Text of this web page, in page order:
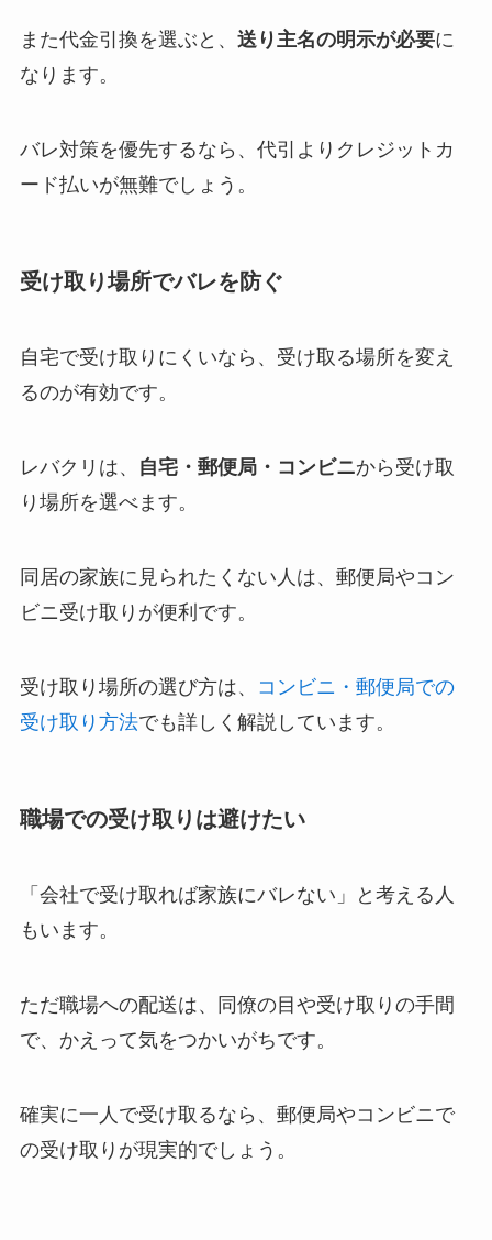
また代金引換を選ぶと、 送り主名の明示が必要に
なります。
バレ対策を優先するなら、代引よりクレジットカ
ード払いが無難でしょう。
受け取り場所でバレを防ぐ
自宅で受け取りにくいなら、受け取る場所を変え
るのが有効です。
レバクリは、 自宅・郵便局・コンビニから受け取
り場所を選べます。
同居の家族に見られたくない人は、郵便局やコン
ビニ受け取りが便利です。
受け取り場所の選び方は、
コンビニ・郵便局での
受け取り方法でも詳しく解説しています。
職場での受け取りは避けたい
「会社で受け取れば家族にバレない」と考える人
もいます。
ただ職場への配送は、同僚の目や受け取りの手間
で、かえって気をつかいがちです。
確実に一人で受け取るなら、郵便局やコンビニで
の受け取りが現実的でしょう。